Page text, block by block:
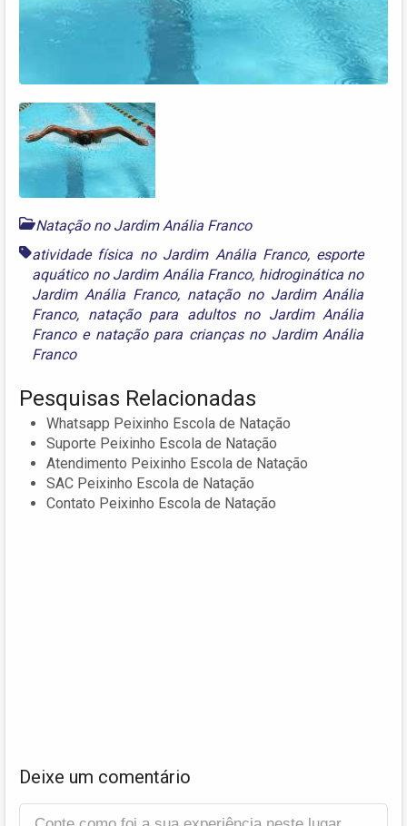
Natação no Jardim Anália Franco
atividade física no Jardim Anália Franco, esporte
aquático no Jardim Anália Franco, hidroginática no
Jardim Anália Franco, natação no Jardim Anália
Franco, natação para adultos no Jardim Anália
Francoe natação para crianças no Jardim Anália
Franco
Pesquisas Relacionadas
Whatsapp Peixinho Escola de Natação
Suporte Peixinho Escola de Natação
Atendimento Peixinho Escola de Natação
SAC Peixinho Escola de Natação
Contato Peixinho Escola de Natação
Deixe um comentário